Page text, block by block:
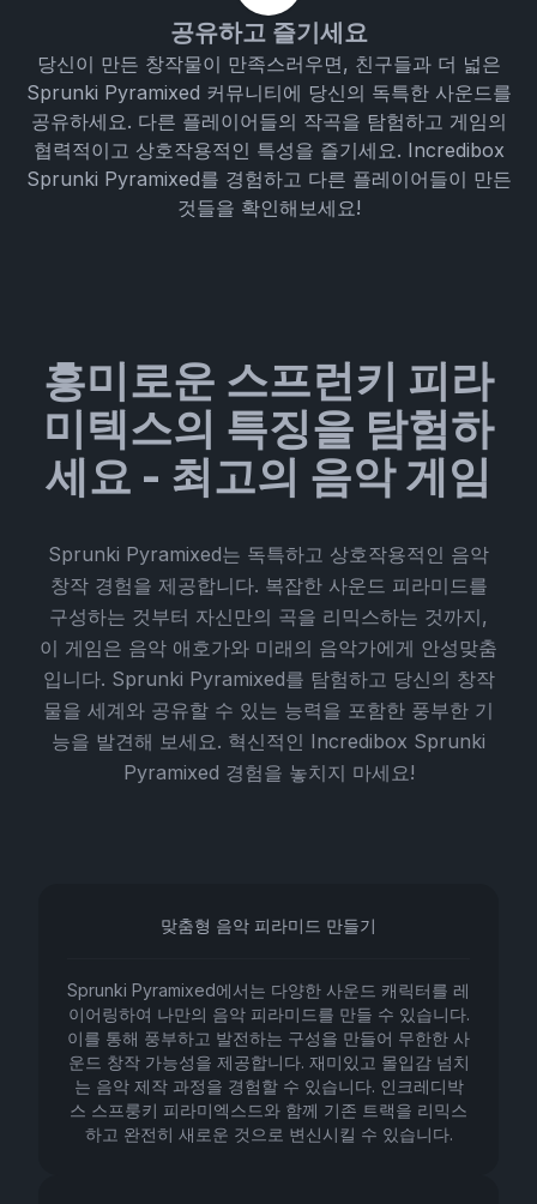
공유하고 즐기세요
당신이 만든 창작물이 만족스러우면, 친구들과 더 넓은
Sprunki Pyramixed 커뮤니티에 당신의 독특한 사운드를
공유하세요. 다른 플레이어들의 작곡을 탐험하고 게임의
협력적이고 상호작용적인 특성을 즐기세요. Incredibox
Sprunki Pyramixed를 경험하고 다른 플레이어들이 만든
것들을 확인해보세요!
흥미로운 스프런키 피라
미텍스의 특징을 탐험하
세요 - 최고의 음악 게임
Sprunki Pyramixed는 독특하고 상호작용적인 음악
창작 경험을 제공합니다. 복잡한 사운드 피라미드를
구성하는 것부터 자신만의 곡을 리믹스하는 것까지,
이 게임은 음악 애호가와 미래의 음악가에게 안성맞춤
입니다. Sprunki Pyramixed를 탐험하고 당신의 창작
물을 세계와 공유할 수 있는 능력을 포함한 풍부한 기
능을 발견해 보세요. 혁신적인 Incredibox Sprunki
Pyramixed 경험을 놓치지 마세요!
맞춤형 음악 피라미드 만들기
Sprunki Pyramixed에서는 다양한 사운드 캐릭터를 레
이어링하여 나만의 음악 피라미드를 만들 수 있습니다.
이를 통해 풍부하고 발전하는 구성을 만들어 무한한 사
운드 창작 가능성을 제공합니다. 재미있고 몰입감 넘치
는 음악 제작 과정을 경험할 수 있습니다. 인크레디박
스 스프룽키 피라미엑스드와 함께 기존 트랙을 리믹스
하고 완전히 새로운 것으로 변신시킬 수 있습니다.